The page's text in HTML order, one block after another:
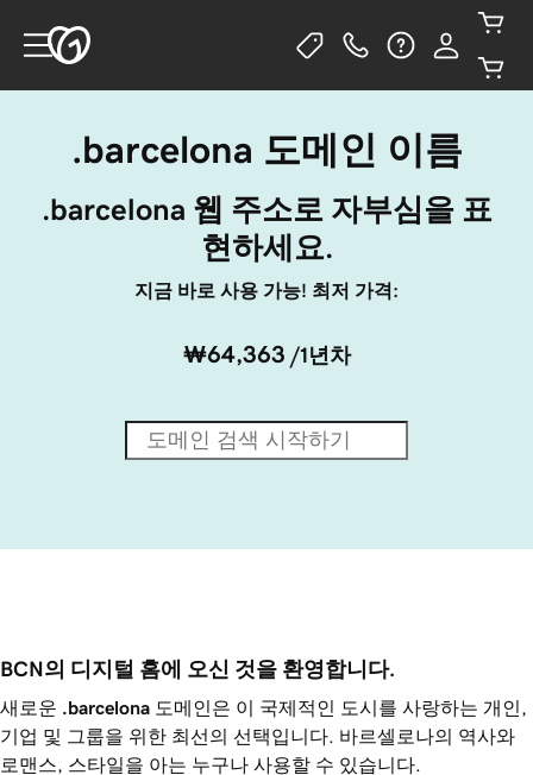
.barcelona 도메인 이름
.barcelona 웹 주소로 자부심을 표
현하세요.
지금 바로 사용 가능! 최저 가격:
₩64,363 /1년차
BCN의 디지털 홈에 오신 것을 환영합니다.
새로운 .barcelona 도메인은 이 국제적인 도시를 사랑하는 개인,
기업 및 그룹을 위한 최선의 선택입니다. 바르셀로나의 역사와
로맨스, 스타일을 아는 누구나 사용할 수 있습니다.